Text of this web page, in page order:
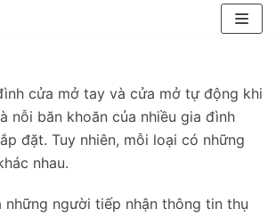
cửa mở tay và cửa mở tự động khi
nỗi băn khoăn của nhiều gia đình
đặt. Tuy nhiên, mỗi loại có những
nhau.
những người tiếp nhận thông tin thụ